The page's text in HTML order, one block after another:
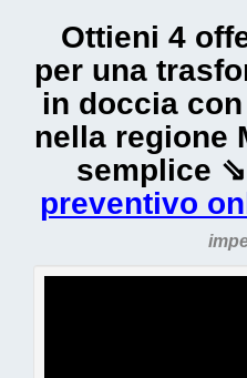
Ottieni 4
per una
in doccia
nella regione
semplice ⇘
preventivo